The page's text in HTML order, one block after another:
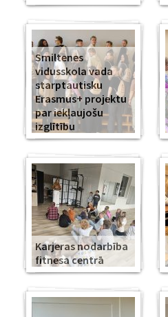
Smiltenes
vidusskola vada
starptautisku
Erasmus+ projektu
par iekļaujošu
izglītību
Karjeras nodarbība
fitnesa centrā